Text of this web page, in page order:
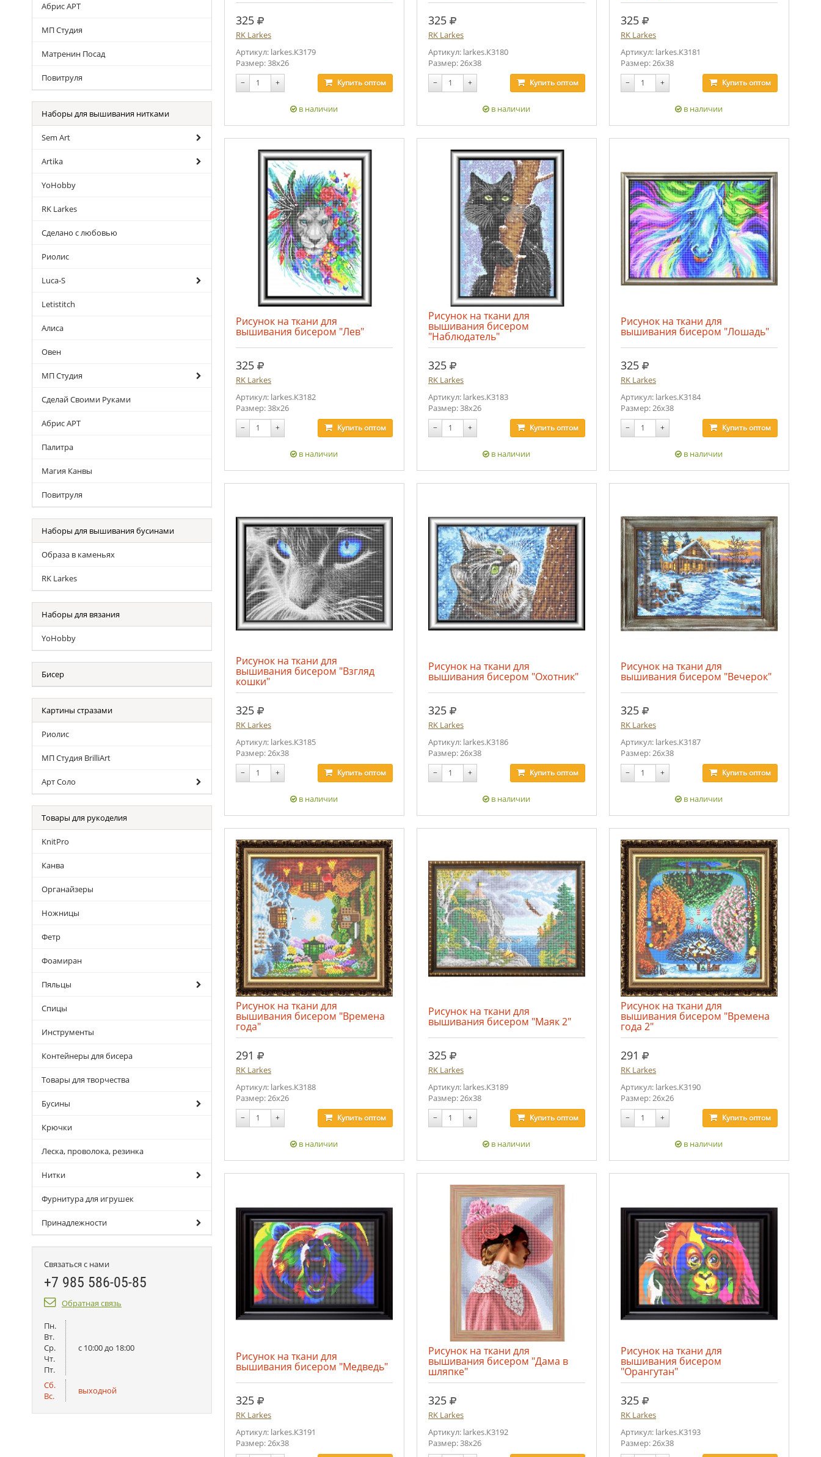
Абрис АРТ
МП Студия
Матренин Посад
Повитруля
Наборы для вышивания нитками
Sem Art
Artika
YoHobby
RK Larkes
Сделано с любовью
Риолис
Luca-S
Letistitch
Алиса
Овен
МП Студия
Сделай Своими Руками
Абрис АРТ
Палитра
Магия Канвы
Повитруля
Наборы для вышивания бусинами
Образа в каменьях
RK Larkes
Наборы для вязания
YoHobby
Бисер
Картины стразами
Риолис
МП Студия BrilliArt
Арт Соло
Товары для рукоделия
KnitPro
Канва
Органайзеры
Ножницы
Фетр
Фоамиран
Пяльцы
Спицы
Инструменты
Контейнеры для бисера
Товары для творчества
Бусины
Крючки
Леска, проволока, резинка
Нитки
Фурнитура для игрушек
Принадлежности
Связаться с нами
+7 985 586-05-85
Обратная связь
Пн.
Вт.
Ср.
Чт.
Пт.
c 10:00 до 18:00
Сб.
Вс.
выходной
325 руб.
RK Larkes
Артикул: larkes.К3179
Размер: 38х26
− + Купитьоптом
в наличии
325 руб.
RK Larkes
Артикул: larkes.К3180
Размер: 26х38
− + Купитьоптом
в наличии
325 руб.
RK Larkes
Артикул: larkes.К3181
Размер: 26х38
− + Купитьоптом
в наличии
Рисунок на ткани для
вышивания бисером "Лев"
325 руб.
RK Larkes
Артикул: larkes.К3182
Размер: 38х26
− + Купитьоптом
в наличии
Рисунок на ткани для
вышивания бисером
"Наблюдатель"
325 руб.
RK Larkes
Артикул: larkes.К3183
Размер: 38х26
− + Купитьоптом
в наличии
Рисунок на ткани для
вышивания бисером "Лошадь"
325 руб.
RK Larkes
Артикул: larkes.К3184
Размер: 26х38
− + Купитьоптом
в наличии
Рисунок на ткани для
вышивания бисером "Взгляд
кошки"
325 руб.
RK Larkes
Артикул: larkes.К3185
Размер: 26х38
− + Купитьоптом
в наличии
Рисунок на ткани для
вышивания бисером "Охотник"
325 руб.
RK Larkes
Артикул: larkes.К3186
Размер: 26х38
− + Купитьоптом
в наличии
Рисунок на ткани для
вышивания бисером "Вечерок"
325 руб.
RK Larkes
Артикул: larkes.К3187
Размер: 26х38
− + Купитьоптом
в наличии
Рисунок на ткани для
вышивания бисером "Времена
года"
291 руб.
RK Larkes
Артикул: larkes.К3188
Размер: 26х26
− + Купитьоптом
в наличии
Рисунок на ткани для
вышивания бисером "Маяк 2"
325 руб.
RK Larkes
Артикул: larkes.К3189
Размер: 26х38
− + Купитьоптом
в наличии
Рисунок на ткани для
вышивания бисером "Времена
года 2"
291 руб.
RK Larkes
Артикул: larkes.К3190
Размер: 26х26
− + Купитьоптом
в наличии
Рисунок на ткани для
вышивания бисером "Медведь"
325 руб.
RK Larkes
Артикул: larkes.К3191
Размер: 26х38
Рисунок на ткани для
вышивания бисером "Дама в
шляпке"
325 руб.
RK Larkes
Артикул: larkes.К3192
Размер: 38х26
Рисунок на ткани для
вышивания бисером
"Орангутан"
325 руб.
RK Larkes
Артикул: larkes.К3193
Размер: 26х38